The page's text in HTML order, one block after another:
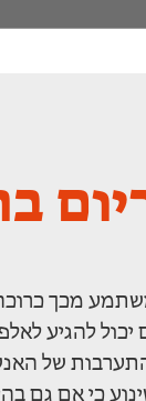
מכך
להגיע
של
כי אם גם